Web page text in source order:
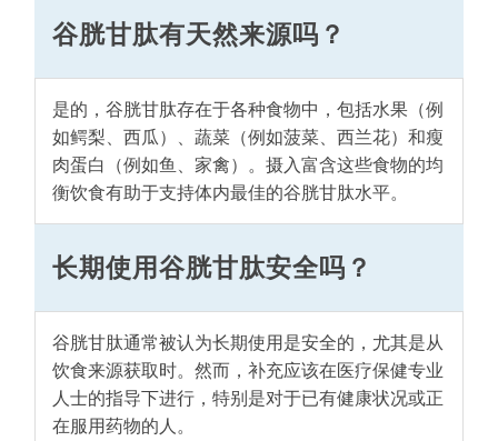
谷胱甘肽有天然来源吗？
是的，谷胱甘肽存在于各种食物中，包括水果（例
如鳄梨、西瓜）、蔬菜（例如菠菜、西兰花）和瘦
肉蛋白（例如鱼、家禽）。摄入富含这些食物的均
衡饮食有助于支持体内最佳的谷胱甘肽水平。
长期使用谷胱甘肽安全吗？
谷胱甘肽通常被认为长期使用是安全的，尤其是从
饮食来源获取时。然而，补充应该在医疗保健专业
人士的指导下进行，特别是对于已有健康状况或正
在服用药物的人。